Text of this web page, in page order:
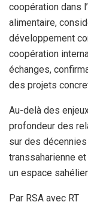
coopération dans
alimentaire,
développement
coopération
échanges,
des projets
Au-delà des
profondeur des
sur des
transsaharienne
un espace
Par RSA avec RT